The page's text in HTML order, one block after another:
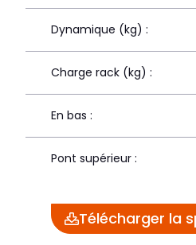
Dynamique (kg) :
Charge rack (kg) :
En bas :
Pont supérieur :
Télécharger la